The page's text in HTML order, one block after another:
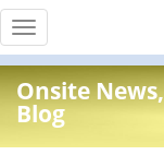
Toggle
navigation
Onsite
Blog